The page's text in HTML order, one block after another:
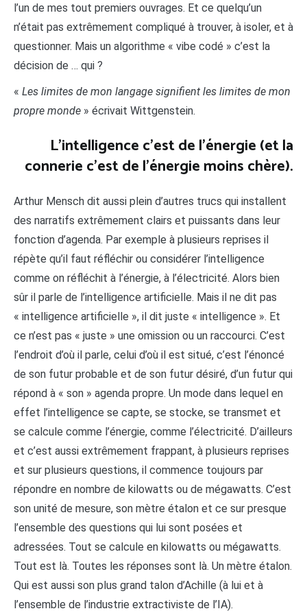
l’un de mes tout premiers ouvrages. Et ce quelqu’un
n’était pas extrêmement compliqué à trouver, à isoler, et à
questionner. Mais un algorithme « vibe codé » c’est la
décision de … qui ?
« Les limites de mon langage signifient les limites de mon
propre monde » écrivait Wittgenstein.
L’intelligence c’est de l’énergie (et la
connerie c’est de l’énergie moins chère).
Arthur Mensch dit aussi plein d’autres trucs qui installent
des narratifs extrêmement clairs et puissants dans leur
fonction d’agenda. Par exemple à plusieurs reprises il
répète qu’il faut réfléchir ou considérer l’intelligence
comme on réfléchit à l’énergie, à l’électricité. Alors bien
sûr il parle de l’intelligence artificielle. Mais il ne dit pas
« intelligence artificielle », il dit juste « intelligence ». Et
ce n’est pas « juste » une omission ou un raccourci. C’est
l’endroit d’où il parle, celui d’où il est situé, c’est l’énoncé
de son futur probable et de son futur désiré, d’un futur qui
répond à « son » agenda propre. Un mode dans lequel en
effet l’intelligence se capte, se stocke, se transmet et
se calcule comme l’énergie, comme l’électricité. D’ailleurs
et c’est aussi extrêmement frappant, à plusieurs reprises
et sur plusieurs questions, il commence toujours par
répondre en nombre de kilowatts ou de mégawatts. C’est
son unité de mesure, son mètre étalon et ce sur presque
l’ensemble des questions qui lui sont posées et
adressées. Tout se calcule en kilowatts ou mégawatts.
Tout est là. Toutes les réponses sont là. Un mètre étalon.
Qui est aussi son plus grand talon d’Achille (à lui et à
l’ensemble de l’industrie extractiviste de l’IA).